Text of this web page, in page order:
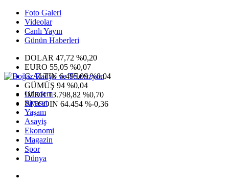
Foto Galeri
Videolar
Canlı Yayın
Günün Haberleri
DOLAR 47,72 %0,20
EURO 55,05 %0,07
G.ALTIN6.495,09 %0,04
GÜMÜŞ 94 %0,04
IMKB13.798,82 %0,70
BITCOIN 64.454 %-0,36
Gündem
Siyaset
Yaşam
Asayiş
Ekonomi
Magazin
Spor
Dünya